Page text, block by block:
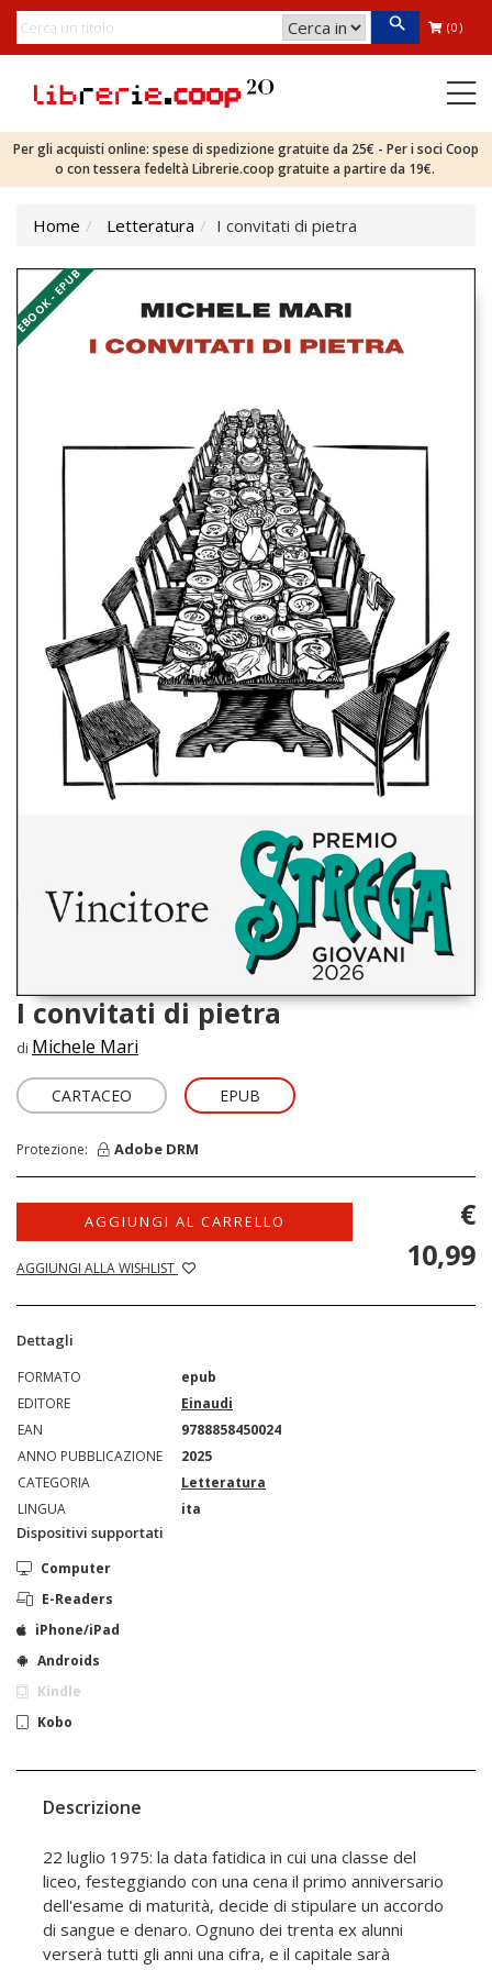
(0)
Per gli acquisti online: spese di spedizione gratuite da 25€ - Per i soci Coop
o con tessera fedeltà Librerie.coop gratuite a partire da 19€.
Home Letteratura I convitati di pietra
EBOOK - EPUB
I convitati di pietra
di Michele Mari
CARTACEO EPUB
Protezione: Adobe DRM
AGGIUNGI AL CARRELLO
AGGIUNGI ALLA WISHLIST
€
10,99
Dettagli
FORMATO
epub
EDITORE
Einaudi
EAN
9788858450024
ANNO PUBBLICAZIONE
2025
CATEGORIA
Letteratura
LINGUA
ita
Dispositivi supportati
Computer
E-Readers
iPhone/iPad
Androids
Kindle
Kobo
Descrizione
22 luglio 1975: la data fatidica in cui una classe del
liceo, festeggiando con una cena il primo anniversario
dell'esame di maturità, decide di stipulare un accordo
di sangue e denaro. Ognuno dei trenta ex alunni
verserà tutti gli anni una cifra, e il capitale sarà